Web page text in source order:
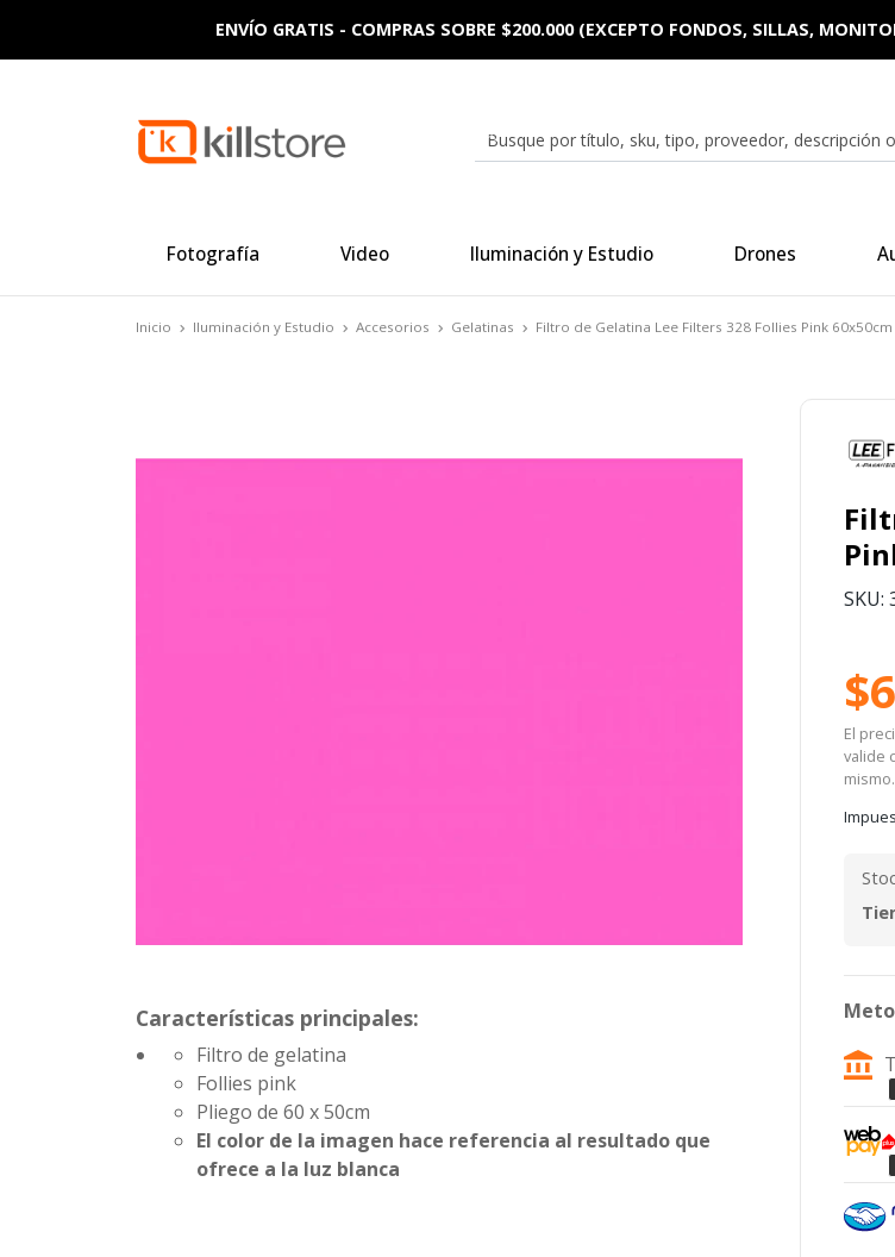
Fotografía Video Iluminación y Estudio Drones
ENVÍO GRATIS - COMPRAS SOBRE $200.000 (EXCEPTO FONDOS, SILLAS,
Inicio Iluminación y Estudio Accesorios Gelatinas Filtro de Gelatina Lee Filters 328 Follies Pink 60x50cm
Características principales:
Filtro de gelatina
Follies pink
Pliego de 60 x 50cm
El color de la imagen hace referencia al resultado que
ofrece a la luz blanca
SKU:
El
valide
mismo.